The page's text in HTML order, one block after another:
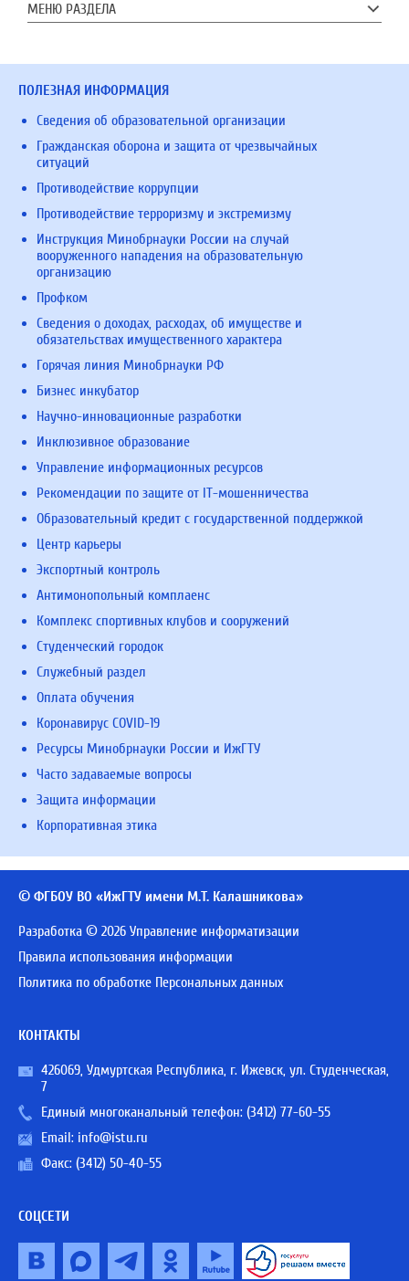
МЕНЮ РАЗДЕЛА
ПОЛЕЗНАЯ ИНФОРМАЦИЯ
Сведения об образовательной организации
Гражданская оборона и защита от чрезвычайных
ситуаций
Противодействие коррупции
Противодействие терроризму и экстремизму
Инструкция Минобрнауки России на случай
вооруженного нападения на образовательную
организацию
Профком
Сведения о доходах, расходах, об имуществе и
обязательствах имущественного характера
Горячая линия Минобрнауки РФ
Бизнес инкубатор
Научно-инновационные разработки
Инклюзивное образование
Управление информационных ресурсов
Рекомендации по защите от IT-мошенничества
Образовательный кредит с государственной поддержкой
Центр карьеры
Экспортный контроль
Антимонопольный комплаенс
Комплекс спортивных клубов и сооружений
Студенческий городок
Служебный раздел
Оплата обучения
Коронавирус COVID-19
Ресурсы Минобрнауки России и ИжГТУ
Часто задаваемые вопросы
Защита информации
Корпоративная этика
© ФГБОУ ВО «ИжГТУ имени М.Т. Калашникова»
Разработка © 2026 Управление информатизации
Правила использования информации
Политика по обработке Персональных данных
КОНТАКТЫ
426069, Удмуртская Республика, г. Ижевск, ул. Студенческая,
7
Единый многоканальный телефон: (3412) 77-60-55
Email: info@istu.ru
Факс: (3412) 50-40-55
СОЦСЕТИ